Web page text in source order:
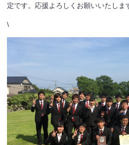
定です。応援よろしくお願いいたしま
\